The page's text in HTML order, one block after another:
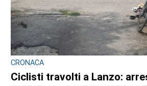
CRONACA
Ciclisti travolti a Lanzo: